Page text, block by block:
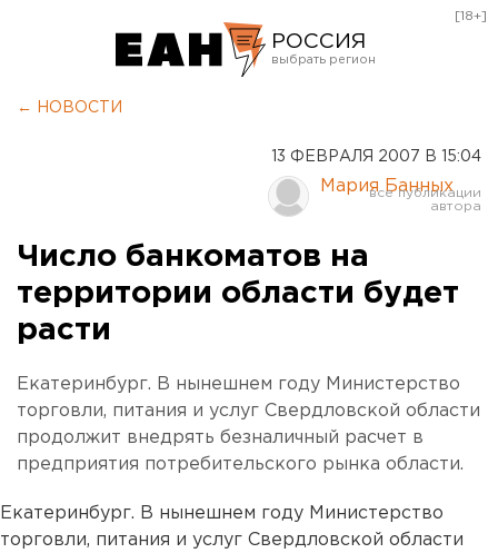
РОССИЯ
Курган
Оренбург
[18+]
← НОВОСТИ
13 ФЕВРАЛЯ 2007 В 15:04
Мария Банных
Число банкоматов на
территории области будет
расти
Екатеринбург. В нынешнем году Министерство
торговли, питания и услуг Свердловской области
продолжит внедрять безналичный расчет в
предприятия потребительского рынка области.
Екатеринбург. В нынешнем году Министерство
торговли, питания и услуг Свердловской области